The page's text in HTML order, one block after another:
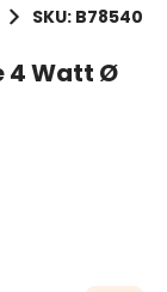
SKU: B78540
4 Watt Ø